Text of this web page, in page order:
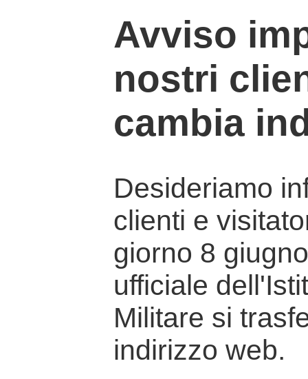
Avviso
nostri
cambia
Desideriamo
clienti e
giorno 8
ufficiale
Militare si
indirizzo web.